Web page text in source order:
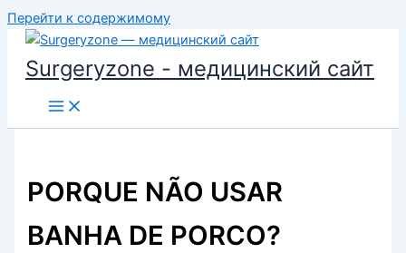
Перейти к содержимому
Surgeryzone - медицинский сайт
PORQUE NÃO USAR
BANHA DE PORCO?